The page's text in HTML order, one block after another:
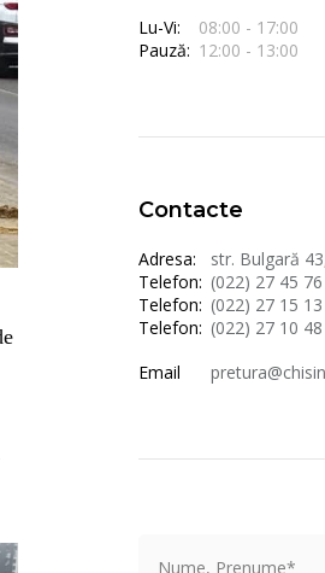
Lu-Vi:
08:00 - 17:00
Pauză: 12:00 - 13:00
Contacte
Adresa:
str. Bulgară
Telefon: (022) 27 45
Telefon: (022) 27 15 13
Telefon: (022) 27 10 48
Email